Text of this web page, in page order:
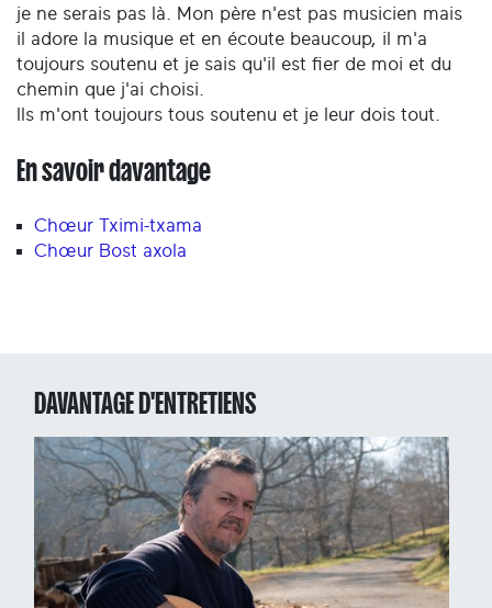
je ne serais pas là. Mon père n'est pas musicien mais
il adore la musique et en écoute beaucoup, il m'a
toujours soutenu et je sais qu'il est fier de moi et du
chemin que j'ai choisi.
Ils m'ont toujours tous soutenu et je leur dois tout.
En savoir davantage
Chœur Tximi-txama
Chœur Bost axola
DAVANTAGE D'ENTRETIENS